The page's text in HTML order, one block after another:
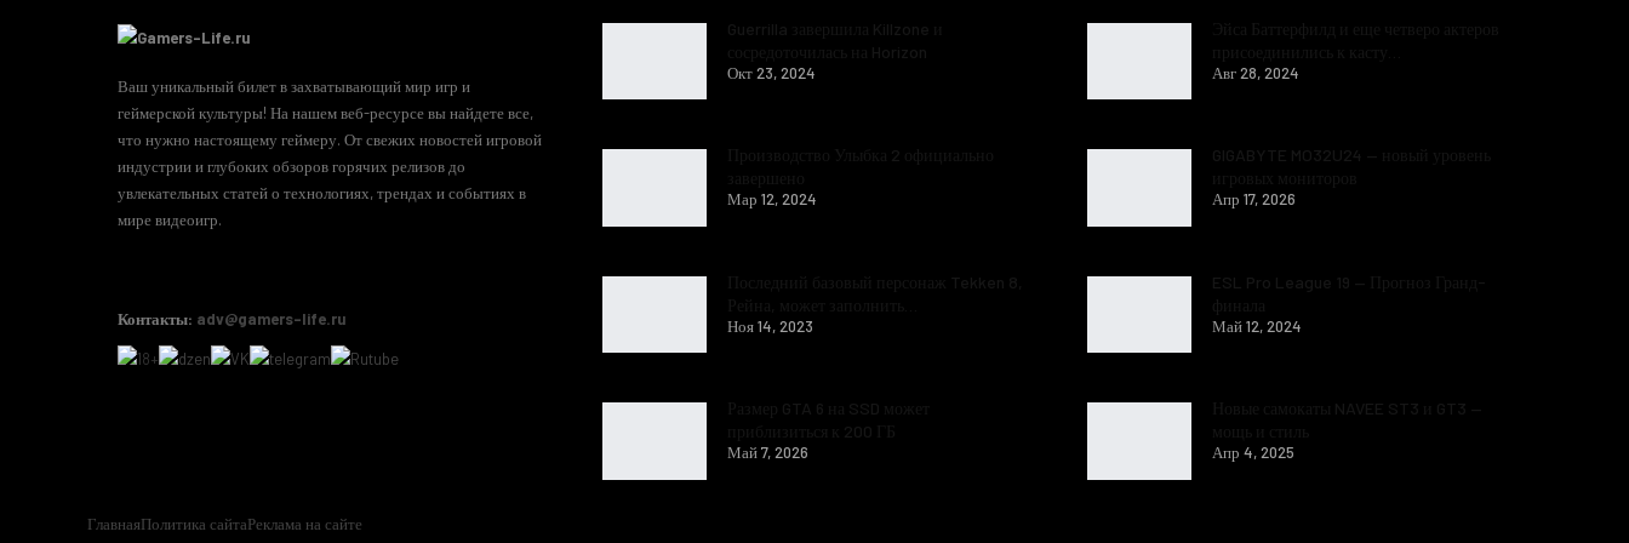
Ваш уникальный билет в захватывающий мир игр и
геймерской культуры! На нашем веб-ресурсе вы найдете все,
что нужно настоящему геймеру. От свежих новостей игровой
индустрии и глубоких обзоров горячих релизов до
увлекательных статей о технологиях, трендах и событиях в
мире видеоигр.
Контакты: adv@gamers-life.ru
Окт 23, 2024
Мар 12, 2024
Ноя 14, 2023
Май 7, 2026
Авг 28, 2024
Апр 17, 2026
Май 12, 2024
Апр 4, 2025
ГлавнаяПолитика сайтаРеклама на сайте